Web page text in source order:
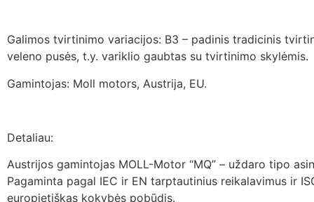
Galimos tvirtinimo variacijos: B3 – padinis tradicinis
veleno pusės, t.y. variklio gaubtas su tvirtinimo skylėmis.
Gamintojas: Moll motors, Austrija, EU.
Detaliau:
Austrijos gamintojas MOLL-Motor “MQ” – uždaro tipo
Pagaminta pagal IEC ir EN tarptautinius reikalavimus ir
europietiškas kokybės pobūdis.